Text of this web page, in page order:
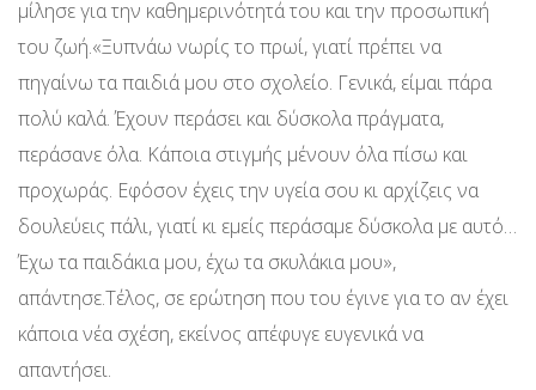
μίλησε για την καθημερινότητά του και την προσωπική
του ζωή.«Ξυπνάω νωρίς το πρωί, γιατί πρέπει να
πηγαίνω τα παιδιά μου στο σχολείο. Γενικά, είμαι πάρα
πολύ καλά. Έχουν περάσει και δύσκολα πράγματα,
περάσανε όλα. Κάποια στιγμής μένουν όλα πίσω και
προχωράς. Εφόσον έχεις την υγεία σου κι αρχίζεις να
δουλεύεις πάλι, γιατί κι εμείς περάσαμε δύσκολα με αυτό…
Έχω τα παιδάκια μου, έχω τα σκυλάκια μου»,
απάντησε.Τέλος, σε ερώτηση που του έγινε για το αν έχει
κάποια νέα σχέση, εκείνος απέφυγε ευγενικά να
απαντήσει.